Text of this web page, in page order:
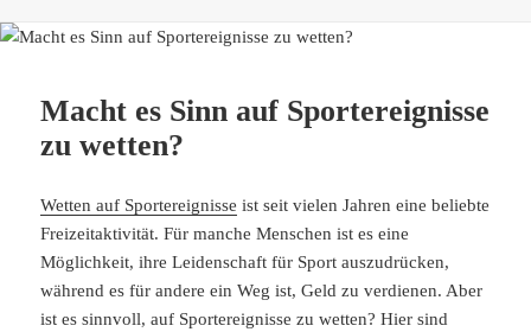
Macht es Sinn auf Sportereignisse
zu wetten?
Wetten auf Sportereignisse ist seit vielen Jahren eine beliebte
Freizeitaktivität. Für manche Menschen ist es eine
Möglichkeit, ihre Leidenschaft für Sport auszudrücken,
während es für andere ein Weg ist, Geld zu verdienen. Aber
ist es sinnvoll, auf Sportereignisse zu wetten? Hier sind